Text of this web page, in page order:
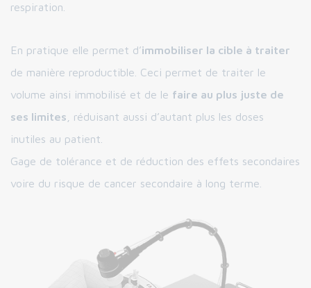
respiration.
En pratique elle permet d’immobiliser la cible à traiter
de manière reproductible. Ceci permet de traiter le
volume ainsi immobilisé et de le faire au plus juste de
ses limites , réduisant aussi d’autant plus les doses
inutiles au patient.
Gage de tolérance et de réduction des effets secondaires
voire du risque de cancer secondaire à long terme.